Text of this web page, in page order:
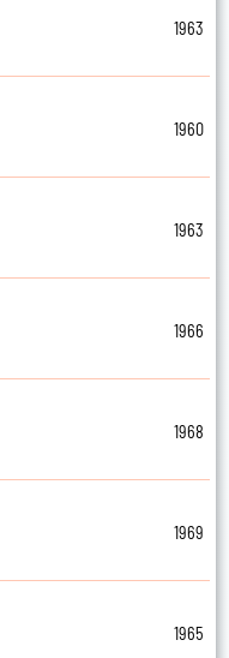
1963
1960
1963
1966
1968
1969
1965